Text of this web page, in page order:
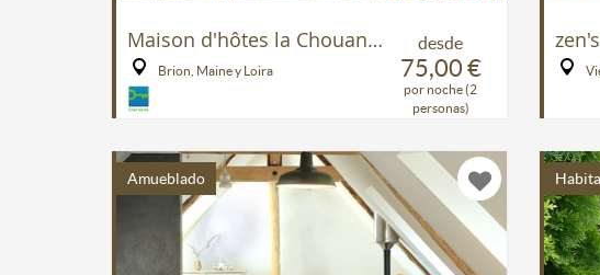
desde
75,00 €
por noche (2
personas)
Maison d'hôtes la Chouanniere
Brion, Maine y Loira
Amueblado